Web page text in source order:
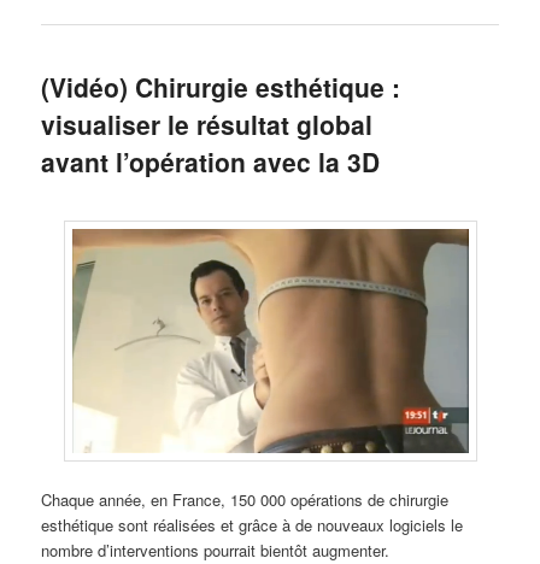
(Vidéo) Chirurgie esthétique :
visualiser le résultat global
avant l’opération avec la 3D
Chaque année, en France, 150 000 opérations de chirurgie
esthétique sont réalisées et grâce à de nouveaux logiciels le
nombre d’interventions pourrait bientôt augmenter.